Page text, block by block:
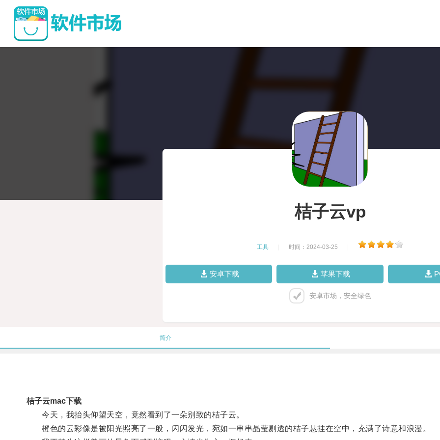
桔子云vp
工具 时间：2024-03-25
安卓下载 苹果下载
安卓市场，安全绿色
简介
桔子云mac下载
今天，我抬头仰望天空，竟然看到了一朵别致的桔子云。
橙色的云彩像是被阳光照亮了一般，闪闪发光，宛如一串串晶莹剔透的桔子悬挂在空中，充满了诗意和浪漫。